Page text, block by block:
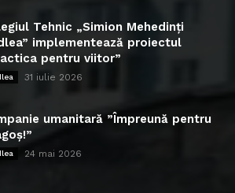
Tehnic „Simion Mehedinți
implementează proiectul
pentru viitor”
31 iulie 2026
umanitară ”Împreună pentru
24 mai 2026